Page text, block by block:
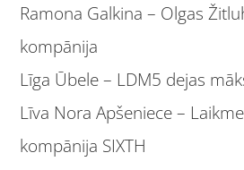
Ramona Galkina – Olgas
kompānija
Līga Ūbele – LDM5 dejas
Līva Nora Apšeniece –
kompānija SIXTH